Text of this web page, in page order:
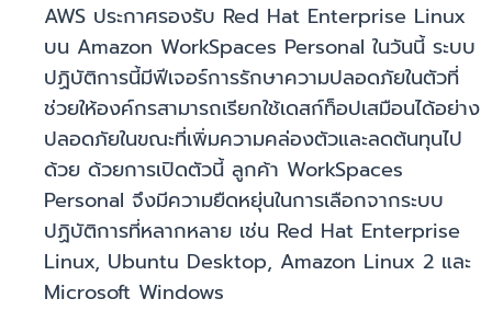
AWS ประกาศรองรับ Red Hat Enterprise Linux
บน Amazon WorkSpaces Personal ในวันนี้ ระบบ
ปฏิบัติการนี้มีฟีเจอร์การรักษาความปลอดภัยในตัวที่
ช่วยให้องค์กรสามารถเรียกใช้เดสก์ท็อปเสมือนได้อย่าง
ปลอดภัยในขณะที่เพิ่มความคล่องตัวและลดต้นทุนไป
ด้วย ด้วยการเปิดตัวนี้ ลูกค้า WorkSpaces
Personal จึงมีความยืดหยุ่นในการเลือกจากระบบ
ปฏิบัติการที่หลากหลาย เช่น Red Hat Enterprise
Linux, Ubuntu Desktop, Amazon Linux 2 และ
Microsoft Windows